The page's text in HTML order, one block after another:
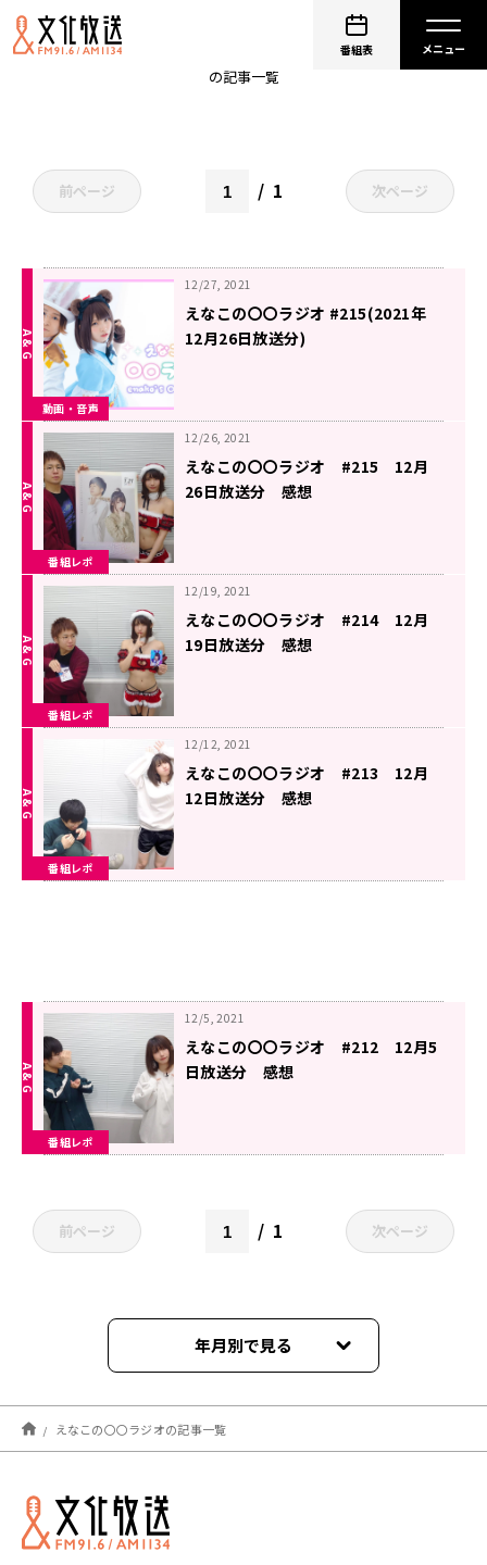
番組表
えなこの〇〇ラジオ
の記事一覧
前ページ 1 次ページ
動画・音声
12/27, 2021
えなこの〇〇ラジオ #215(2021年
12月26日放送分)
番組レポ
12/26, 2021
えなこの〇〇ラジオ #215 12月
26日放送分 感想
番組レポ
12/19, 2021
えなこの〇〇ラジオ #214 12月
19日放送分 感想
番組レポ
12/12, 2021
えなこの〇〇ラジオ #213 12月
12日放送分 感想
番組レポ
12/5, 2021
えなこの〇〇ラジオ #212 12月5
日放送分 感想
前ページ 1 次ページ
年月別で見る
2026年03月
2026年02月
2026年01月
えなこの〇〇ラジオの記事一覧